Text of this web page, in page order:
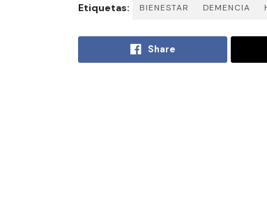
Etiquetas: BIENESTAR DEMENCIA
Share